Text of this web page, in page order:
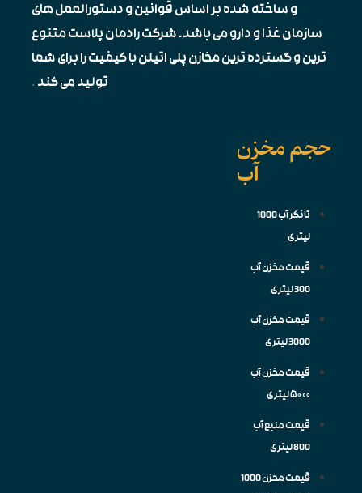
و ساخته شده بر اساس قوانین و دستورالعمل های
سازمان غذا و دارو می باشد. شرکت رادمان پلاست متنوع
ترین و گسترده ترین مخازن پلی اتیلن با کیفیت را برای شما
تولید می کند.
مخزن
تانکر آب 1000
قیمت مخزن آب
قیمت مخزن آب
قیمت مخزن آب
قیمت منبع آب
قیمت مخزن 1000